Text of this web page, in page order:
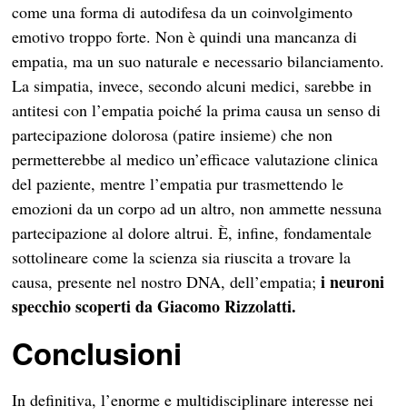
come una forma di autodifesa da un coinvolgimento
emotivo troppo forte. Non è quindi una mancanza di
empatia, ma un suo naturale e necessario bilanciamento.
La simpatia, invece, secondo alcuni medici, sarebbe in
antitesi con l’empatia poiché la prima causa un senso di
partecipazione dolorosa (patire insieme) che non
permetterebbe al medico un’efficace valutazione clinica
del paziente, mentre l’empatia pur trasmettendo le
emozioni da un corpo ad un altro, non ammette nessuna
partecipazione al dolore altrui. È, infine, fondamentale
sottolineare come la scienza sia riuscita a trovare la
causa, presente nel nostro DNA, dell’empatia;i neuroni
specchio scoperti da Giacomo Rizzolatti.
Conclusioni
In definitiva, l’enorme e multidisciplinare interesse nei